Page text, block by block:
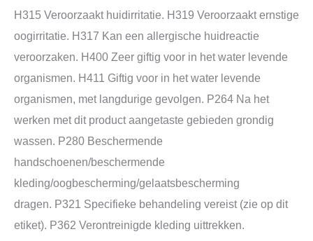
H315 Veroorzaakt huidirritatie. H319 Veroorzaakt ernstige
oogirritatie. H317 Kan een allergische huidreactie
veroorzaken. H400 Zeer giftig voor in het water levende
organismen. H411 Giftig voor in het water levende
organismen, met langdurige gevolgen. P264 Na het
werken met dit product aangetaste gebieden grondig
wassen. P280 Beschermende
handschoenen/beschermende
kleding/oogbescherming/gelaatsbescherming
dragen. P321 Specifieke behandeling vereist (zie op dit
etiket). P362 Verontreinigde kleding uittrekken.